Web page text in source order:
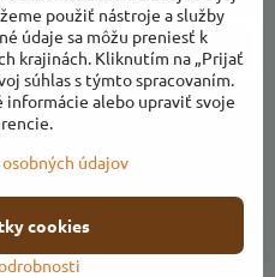
Odoberať
e-mailom
použiť nástroje a služby
údaje sa môžu preniesť k
krajinách. Kliknutím na „Prijať
súhlas s týmto spracovaním.
alebo upraviť svoje
údajov
cookies